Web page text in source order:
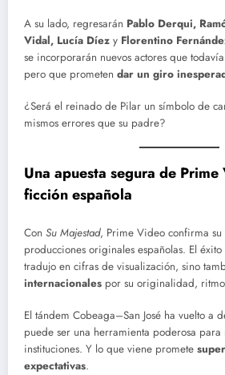
A su lado, regresarán Pablo Derqui,
Vidal, Lucía Díez y Florentino
se incorporarán nuevos actores que
pero que prometen dar un giro
¿Será el reinado de Pilar un símbolo de
mismos errores que su padre?
Una apuesta segura de
ficción española
Con Su Majestad, Prime Video confirma su
producciones originales españolas. El
tradujo en cifras de visualización, sino
internacionales por su originalidad, ritmo
El tándem Cobeaga–San José ha vuelto a
puede ser una herramienta poderosa
instituciones. Y lo que viene promete
expectativas.